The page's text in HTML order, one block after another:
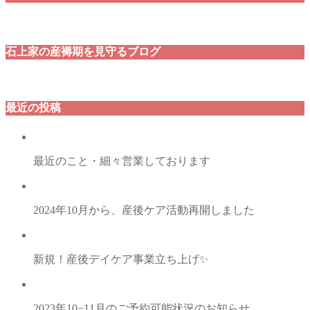
石上家の産褥期を見守るブログ
最近の投稿
最近のこと・細々営業しております
2024年10月から、産後ケア活動再開しました
新規！産後デイケア事業立ち上げ✨